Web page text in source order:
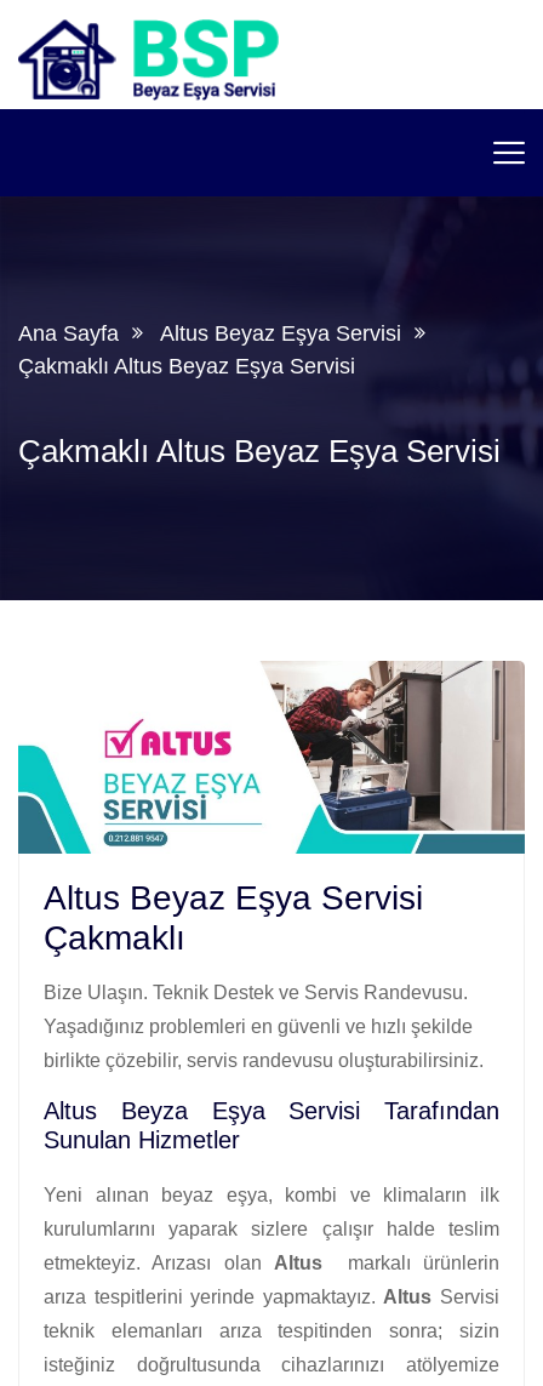
Ana Sayfa
Altus Beyaz Eşya Servisi
Çakmaklı Altus Beyaz Eşya Servisi
Çakmaklı Altus Beyaz Eşya Servisi
Altus Beyaz Eşya Servisi
Çakmaklı
Bize Ulaşın. Teknik Destek ve Servis Randevusu.
Yaşadığınız problemleri en güvenli ve hızlı şekilde
birlikte çözebilir, servis randevusu oluşturabilirsiniz.
Altus Beyza Eşya Servisi Tarafından
Sunulan Hizmetler
Yeni alınan beyaz eşya, kombi ve klimaların ilk
kurulumlarını yaparak sizlere çalışır halde teslim
etmekteyiz. Arızası olan Altus markalı ürünlerin
arıza tespitlerini yerinde yapmaktayız. Altus Servisi
teknik elemanları arıza tespitinden sonra; sizin
isteğiniz doğrultusunda cihazlarınızı atölyemize